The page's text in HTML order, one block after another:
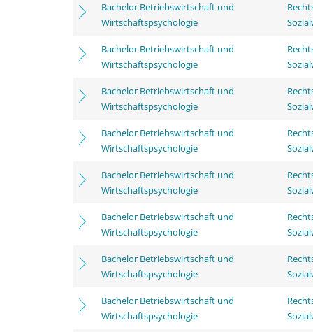
Bachelor Betriebswirtschaft und
Wirtschaftspsychologie
Bachelor Betriebswirtschaft und
Wirtschaftspsychologie
Bachelor Betriebswirtschaft und
Wirtschaftspsychologie
Bachelor Betriebswirtschaft und
Wirtschaftspsychologie
Bachelor Betriebswirtschaft und
Wirtschaftspsychologie
Bachelor Betriebswirtschaft und
Wirtschaftspsychologie
Bachelor Betriebswirtschaft und
Wirtschaftspsychologie
Bachelor Betriebswirtschaft und
Wirtschaftspsychologie